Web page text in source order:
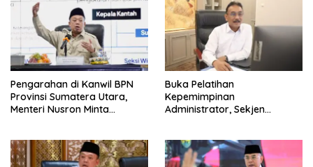
Pengarahan di Kanwil BPN
Provinsi Sumatera Utara,
Menteri Nusron Minta
Masyarakat
Buka Pelatihan
Kepemimpinan
Administrator, Sekjen
Hasilkan Kerja Berdampak
bagi Masyarakat